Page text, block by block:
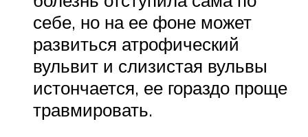
себе, но на ее фоне может
развиться атрофический
вульвит и слизистая вульвы
истончается, ее гораздо проще
травмировать.